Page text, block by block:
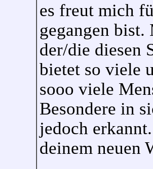
es freut mich
gegangen
der/die diesen
bietet so viele
sooo viele
Besondere in
jedoch
deinem neuen